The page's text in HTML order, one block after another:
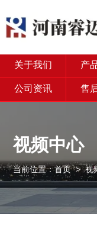
关于我们 产
公司资讯 售
视频中心
当前位置：首页>视